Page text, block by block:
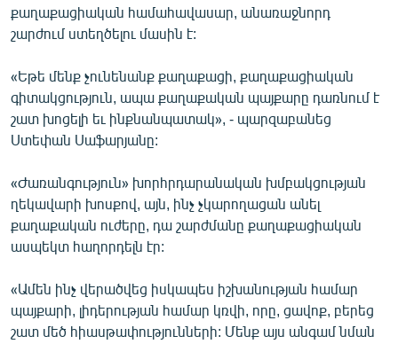
Հայերեն
Русский
ՀԵՏԵՎԵՔ ՄԵԶ
քաղաքացիական համահավասար, անառաջնորդ
շարժում ստեղծելու մասին է:
«Եթե մենք չունենանք քաղաքացի, քաղաքացիական
գիտակցություն, ապա քաղաքական պայքարը դառնում է
շատ խոցելի եւ ինքնանպատակ», - պարզաբանեց
Ստեփան Սաֆարյանը:
«Ժառանգություն» խորհրդարանական խմբակցության
ղեկավարի խոսքով, այն, ինչ չկարողացան անել
քաղաքական ուժերը, դա շարժմանը քաղաքացիական
ասպեկտ հաղորդելն էր:
«Ամեն ինչ վերածվեց իսկապես իշխանության համար
պայքարի, լիդերության համար կռվի, որը, ցավոք, բերեց
շատ մեծ հիասթափությունների: Մենք այս անգամ նման